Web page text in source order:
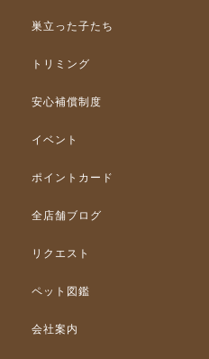
巣立った子たち
トリミング
安心補償制度
イベント
ポイントカード
全店舗ブログ
リクエスト
ペット図鑑
会社案内